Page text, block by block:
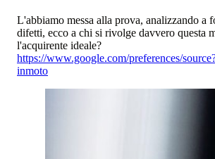
L'abbiamo messa alla prova, analizzando a
difetti, ecco a chi si rivolge davvero questa
l'acquirente ideale?
https://www.google.com/preferences/
inmoto